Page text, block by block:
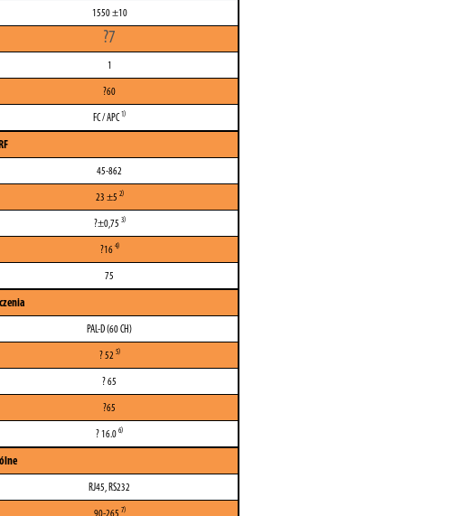
1550 ±10
?7
1
?60
FC / APC1)
45-862
23 ±5 2)
?±0,75 3)
?16 4)
75
PAL-D (60 CH)
? 52 5)
? 65
?65
? 16.0 6)
RJ45, RS232
7)